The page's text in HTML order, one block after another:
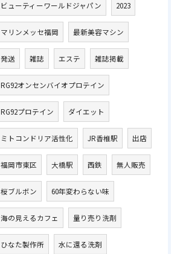
ビューティーワールドジャパン 2023
マリンメッセ福岡 最新美容マシン
発送 雑誌 エステ 雑誌掲載
RG92オンセンバイオプロテイン
RG92プロテイン ダイエット
ミトコンドリア活性化 JR香椎駅 出店
福岡市東区 大橋駅 西鉄 無人販売
桜ブルボン 60年変わらない味
海の見えるカフェ 量り売り洗剤
ひなた製作所 水に還る洗剤